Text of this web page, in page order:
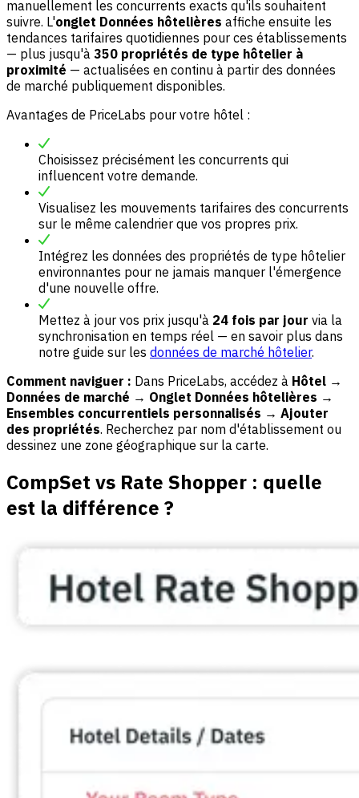
manuellement les concurrents exacts qu'ils souhaitent
suivre. L'onglet Données hôtelières affiche ensuite les
tendances tarifaires quotidiennes pour ces établissements
— plus jusqu'à 350 propriétés de type hôtelier à
proximité — actualisées en continu à partir des données
de marché publiquement disponibles.
Avantages de PriceLabs pour votre hôtel :
Choisissez précisément les concurrents qui
influencent votre demande.
Visualisez les mouvements tarifaires des concurrents
sur le même calendrier que vos propres prix.
Intégrez les données des propriétés de type hôtelier
environnantes pour ne jamais manquer l'émergence
d'une nouvelle offre.
Mettez à jour vos prix jusqu'à 24 fois par jour via la
synchronisation en temps réel — en savoir plus dans
notre guide sur les données de marché hôtelier.
Comment naviguer : Dans PriceLabs, accédez à Hôtel →
Données de marché → Onglet Données hôtelières →
Ensembles concurrentiels personnalisés → Ajouter
des propriétés. Recherchez par nom d'établissement ou
dessinez une zone géographique sur la carte.
CompSet vs Rate Shopper : quelle
est la différence ?